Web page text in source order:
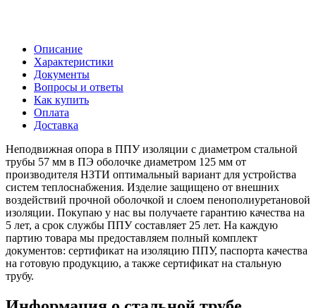
Описание
Характеристики
Документы
Вопросы и ответы
Как купить
Оплата
Доставка
Неподвижная опора в ППУ изоляции с диаметром стальной
трубы 57 мм в ПЭ оболочке диаметром 125 мм от
производителя НЗТИ оптимальный вариант для устройства
систем теплоснабжения. Изделие защищено от внешних
воздействий прочной оболочкой и слоем пенополиуретановой
изоляции. Покупаю у нас вы получаете гарантию качества на
5 лет, а срок службы ППУ составляет 25 лет. На каждую
партию товара мы предоставляем полный комплект
документов: сертификат на изоляцию ППУ, паспорта качества
на готовую продукцию, а также сертификат на стальную
трубу.